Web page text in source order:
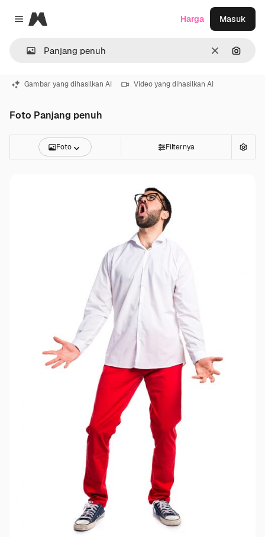
Close menu
Magnific
Jernih
Harga Masuk
Gambar yang dihasilkan AI Video yang dihasilkan AI
Foto Panjang penuh
Foto Filternya